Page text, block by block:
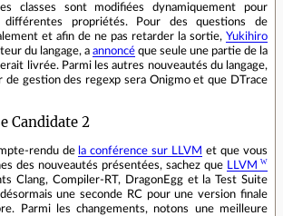
classes sont modifiées dynamiquement pour
différentes propriétés. Pour des questions de
et afin de ne pas retarder la sortie, Yukihiro
du langage, a annoncé que seule une partie de la
livrée. Parmi les autres nouveautés du langage,
de gestion des regexp sera Onigmo et que DTrace
Candidate 2
rendu de la conférence sur LLVM et que vous
des nouveautés présentées, sachez que
LLVM
Clang, Compiler-RT, DragonEgg et la Test Suite
une seconde RC pour une version finale
Parmi les changements, notons une meilleure